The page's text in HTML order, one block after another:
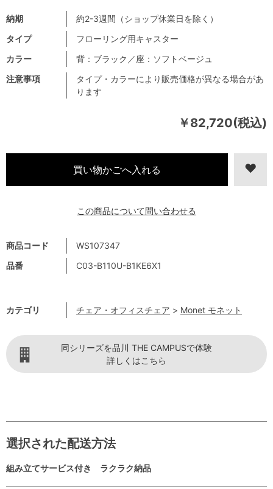
￥82,720(税込)
商品コード
WS107347
品番
C03-B110U-B1KE6X1
カテゴリ チェア・オフィスチェア > Monet モネット
注意事項
タイプ・カラーにより販売価格が異なる場合があ
ります
納期
約2-3週間（ショップ休業日を除く）
タイプ
フローリング用キャスター
カラー
背：ブラック／座：ソフトベージュ
この商品について問い合わせる
同シリーズを品川 THE CAMPUSで体験
詳しくはこちら
選択された配送方法
組み立てサービス付き ラクラク納品